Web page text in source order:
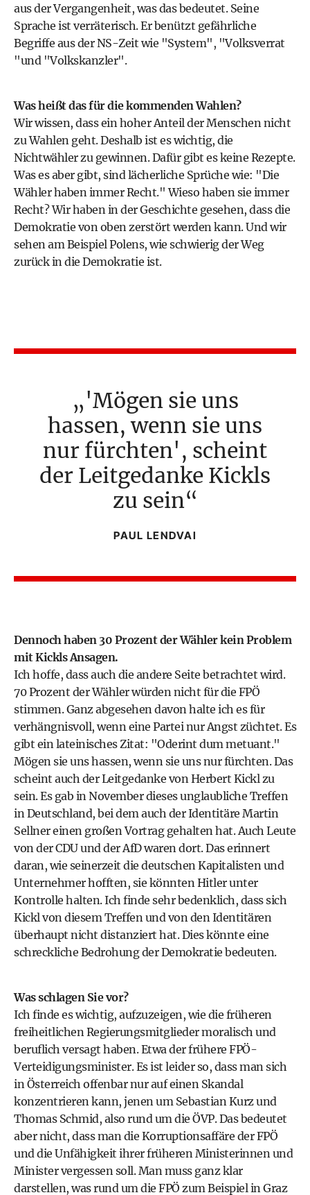
aus der Vergangenheit, was das bedeutet. Seine
Sprache ist verräterisch. Er benützt gefährliche
Begriffe aus der NS-Zeit wie "System", "Volksverrat
"und "Volkskanzler".
Was heißt das für die kommenden Wahlen?
Wir wissen, dass ein hoher Anteil der Menschen nicht
zu Wahlen geht. Deshalb ist es wichtig, die
Nichtwähler zu gewinnen. Dafür gibt es keine Rezepte.
Was es aber gibt, sind lächerliche Sprüche wie: "Die
Wähler haben immer Recht." Wieso haben sie immer
Recht? Wir haben in der Geschichte gesehen, dass die
Demokratie von oben zerstört werden kann. Und wir
sehen am Beispiel Polens, wie schwierig der Weg
zurück in die Demokratie ist.
'Mögen sie uns
hassen, wenn sie uns
nur fürchten', scheint
der Leitgedanke Kickls
zu sein
PAUL LENDVAI
Dennoch haben 30 Prozent der Wähler kein Problem
mit Kickls Ansagen.
Ich hoffe, dass auch die andere Seite betrachtet wird.
70 Prozent der Wähler würden nicht für die FPÖ
stimmen. Ganz abgesehen davon halte ich es für
verhängnisvoll, wenn eine Partei nur Angst züchtet. Es
gibt ein lateinisches Zitat: "Oderint dum metuant."
Mögen sie uns hassen, wenn sie uns nur fürchten. Das
scheint auch der Leitgedanke von Herbert Kickl zu
sein. Es gab in November dieses unglaubliche Treffen
in Deutschland, bei dem auch der Identitäre Martin
Sellner einen großen Vortrag gehalten hat. Auch Leute
von der CDU und der AfD waren dort. Das erinnert
daran, wie seinerzeit die deutschen Kapitalisten und
Unternehmer hofften, sie könnten Hitler unter
Kontrolle halten. Ich finde sehr bedenklich, dass sich
Kickl von diesem Treffen und von den Identitären
überhaupt nicht distanziert hat. Dies könnte eine
schreckliche Bedrohung der Demokratie bedeuten.
Was schlagen Sie vor?
Ich finde es wichtig, aufzuzeigen, wie die früheren
freiheitlichen Regierungsmitglieder moralisch und
beruflich versagt haben. Etwa der frühere FPÖ-
Verteidigungsminister. Es ist leider so, dass man sich
in Österreich offenbar nur auf einen Skandal
konzentrieren kann, jenen um Sebastian Kurz und
Thomas Schmid, also rund um die ÖVP. Das bedeutet
aber nicht, dass man die Korruptionsaffäre der FPÖ
und die Unfähigkeit ihrer früheren Ministerinnen und
Minister vergessen soll. Man muss ganz klar
darstellen, was rund um die FPÖ zum Beispiel in Graz